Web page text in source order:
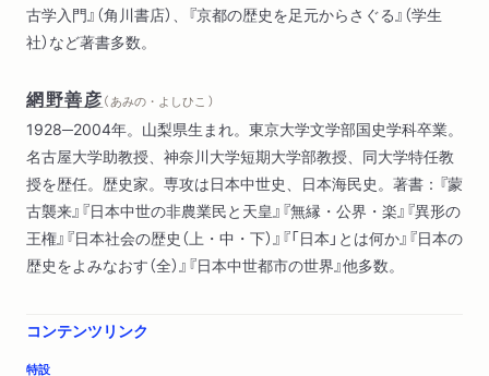
古学入門』（角川書店）、『京都の歴史を足元からさぐる』（学生
社）など著書多数。
網野善彦（ あみの・よしひこ ）
1928─2004年。山梨県生まれ。東京大学文学部国史学科卒業。
名古屋大学助教授、神奈川大学短期大学部教授、同大学特任教
授を歴任。歴史家。専攻は日本中世史、日本海民史。著書：『蒙
古襲来』『日本中世の非農業民と天皇』『無縁・公界・楽』『異形の
王権』『日本社会の歴史（上・中・下）』『「日本」とは何か』『日本の
歴史をよみなおす（全）』『日本中世都市の世界』他多数。
コンテンツリンク
特設